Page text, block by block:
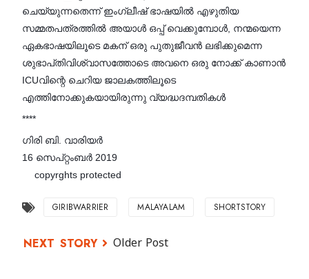
ചെയ്യുന്നതെന്ന് ഇംഗ്ലീഷ് ഭാഷയിൽ എഴുതിയ
സമ്മതപത്രത്തിൽ അയാൾ ഒപ്പ് വെക്കുമ്പോൾ, നന്മയെന്ന
ഏകഭാഷയിലൂടെ മകന് ഒരു പുതുജീവൻ ലഭിക്കുമെന്ന
ശുഭാപ്‌തിവിശ്വാസത്തോടെ അവനെ ഒരു നോക്ക് കാണാൻ
ICUവിന്റെ ചെറിയ ജാലകത്തിലൂടെ
എത്തിനോക്കുകയായിരുന്നു വ്യദ്ധദമ്പതികൾ
****
ഗിരി ബി. വാരിയർ
16 സെപ്റ്റംബർ 2019
copyrghts protected
GIRIBWARRIER MALAYALAM SHORTSTORY
Older Post